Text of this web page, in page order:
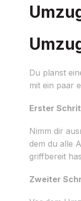
Du planst
mit ein paar
Erster
Nimm dir
dem du alle
griffbereit
Zweiter